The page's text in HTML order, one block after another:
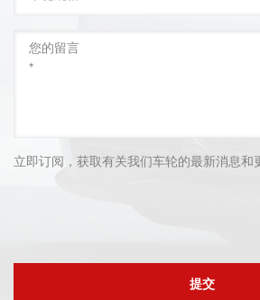
立即订阅，获取有关我们车轮的最新消息和
提交